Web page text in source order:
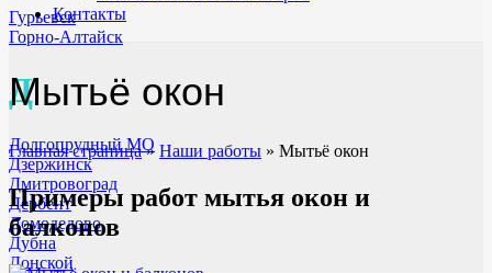
Гурьевск
Горно-Алтайск
Д
Долгопрудный МО
Дзержинск
Дмитровоград
Дербент
Домодедово
Дубна
Донской
Контакты
Мытьё окон
Главная страница» Наши работы » Мытьё окон
Примеры работ мытья окон и
балконов